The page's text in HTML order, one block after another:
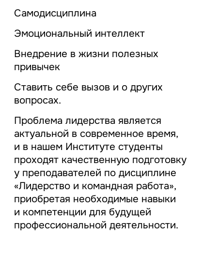
Самодисциплина
Эмоциональный интеллект
Внедрение в жизни полезных
привычек
Ставить себе вызов и о других
вопросах.
Проблема лидерства является
актуальной в современное время,
и в нашем Институте студенты
проходят качественную подготовку
у преподавателей по дисциплине
«Лидерство и командная работа»,
приобретая необходимые навыки
и компетенции для будущей
профессиональной деятельности.